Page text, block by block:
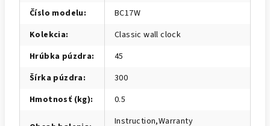
Číslo modelu:
BC17W
Kolekcia:
Classic wall clock
Hrúbka púzdra:
45
Šírka púzdra:
300
Hmotnosť (kg): 0.5
Instruction,Warranty